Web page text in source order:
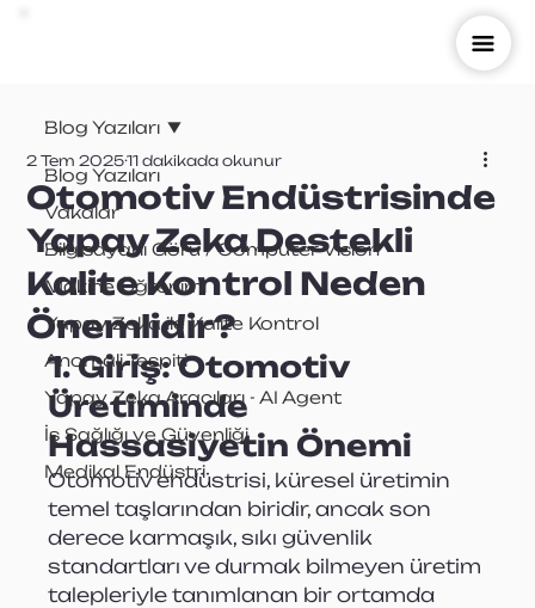
Blog Yazıları
Vakalar
Bilgisayarlı Görü / Computer Vision
Makine Öğrenimi
Yapay Zeka ile Kalite Kontrol
Anomali Tespiti
Yapay Zeka Aracıları - AI Agent
İş Sağlığı ve Güvenliği
Medikal Endüstri
Blog Yazıları
Otomotiv Endüstrisinde
Yapay Zeka Destekli
Kalite Kontrol Neden
Önemlidir?
2 Tem 202511 dakikada okunur
1. Giriş: Otomotiv
Üretiminde
Hassasiyetin Önemi
Otomotiv endüstrisi, küresel üretimin
temel taşlarından biridir, ancak son
derece karmaşık, sıkı güvenlik
standartları ve durmak bilmeyen üretim
talepleriyle tanımlanan bir ortamda